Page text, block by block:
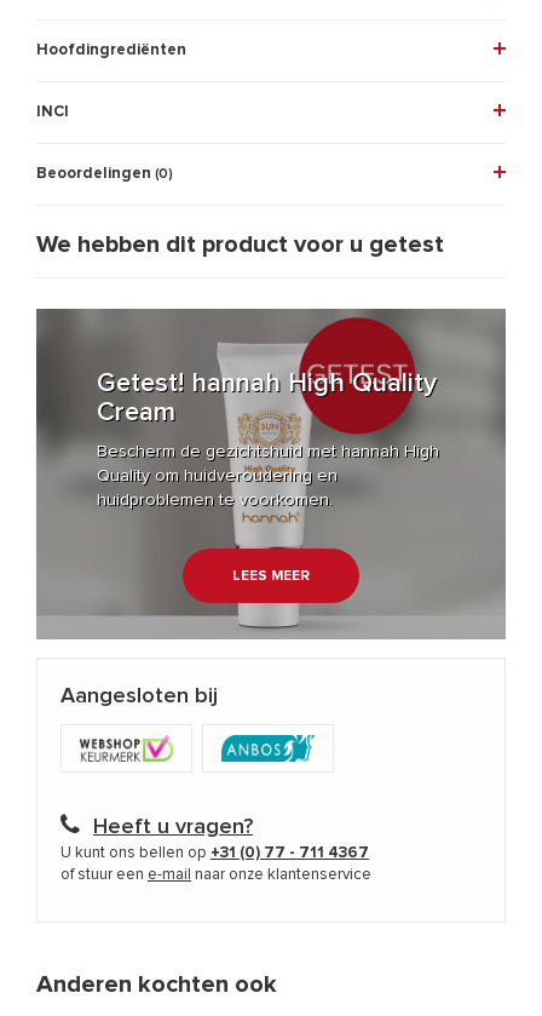
Hoofdingrediënten
INCI
Beoordelingen (0)
We hebben dit product voor u getest
Getest! hannah High Quality
Cream
Bescherm de gezichtshuid met hannah High
Quality om huidveroudering en
huidproblemen te voorkomen.
LEES MEER
Aangesloten bij
Heeft u vragen?
U kunt ons bellen op +31 (0) 77 - 711 4367
of stuur een e-mail naar onze klantenservice
Anderen kochten ook